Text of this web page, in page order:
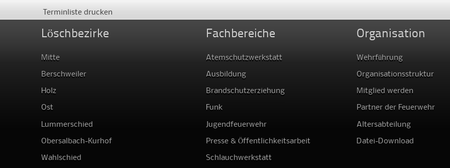
Terminliste drucken
Löschbezirke
Mitte
Berschweiler
Holz
Ost
Lummerschied
Obersalbach-Kurhof
Wahlschied
Fachbereiche
Atemschutzwerkstatt
Ausbildung
Brandschutzerziehung
Funk
Jugendfeuerwehr
Presse & Öffentlichkeitsarbeit
Schlauchwerkstatt
Organisation
Wehrführung
Organisationsstruktur
Mitglied werden
Partner der Feuerwehr
Altersabteilung
Datei-Download